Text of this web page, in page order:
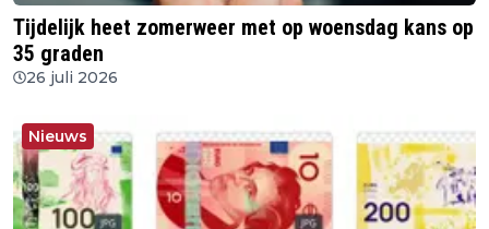
Tijdelijk heet zomerweer met op woensdag kans op
35 graden
26 juli 2026
Nieuws